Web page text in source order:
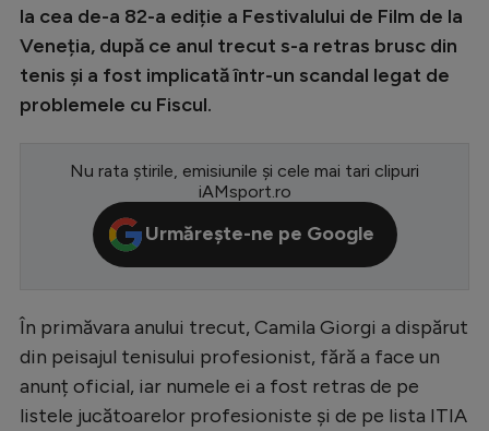
Champions League
Europa League
CM 2026
Premier League
LaLiga
Bundesliga
Ligue 1
Campionate
la cea de-a 82-a ediție a Festivalului de Film de la
Veneția, după ce anul trecut s-a retras brusc din
tenis și a fost implicată într-un scandal legat de
problemele cu Fiscul.
Nu rata știrile, emisiunile și cele mai tari clipuri
iAMsport.ro
Urmărește-ne pe Google
În primăvara anului trecut, Camila Giorgi a dispărut
din peisajul tenisului profesionist, fără a face un
anunț oficial, iar numele ei a fost retras de pe
listele jucătoarelor profesioniste și de pe lista ITIA